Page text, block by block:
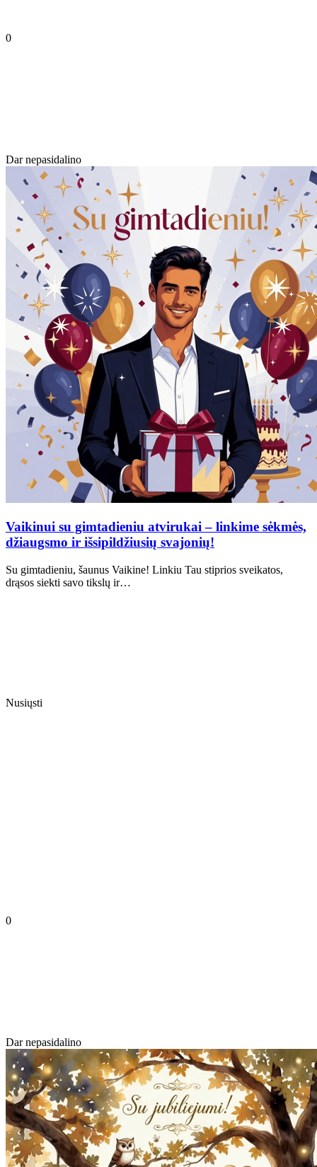
0
Dar nepasidalino
Vaikinui su gimtadieniu atvirukai – linkime sėkmės,
džiaugsmo ir išsipildžiusių svajonių!
Su gimtadieniu, šaunus Vaikine! Linkiu Tau stiprios sveikatos,
drąsos siekti savo tikslų ir…
Nusiųsti
0
Dar nepasidalino